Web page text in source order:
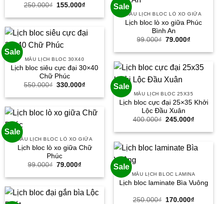
250.000₫
Giá
là:
155.000₫Giá
tại
155.000₫.
Sale
MẪU LỊCH BLOC LÒ XO GIỮA
Lịch bloc lò xo giữa Phúc
Bình An
99.000₫ Giá
là:
79.000₫Giá
tại
79.000₫.
Sale
MẪU LỊCH BLOC 30X40
Lịch bloc siêu cực đại 30×40
Chữ Phúc
550.000₫ Giá
là:
330.000₫Giá
tại
330.000₫.
Sale
MẪU LỊCH BLOC 25X35
Lịch bloc cực đại 25×35 Khởi
Lộc Đầu Xuân
400.000₫ Giá
là:
245.000₫Giá
tại
Sale
MẪU LỊCH BLOC LÒ XO GIỮA
Lịch bloc lò xo giữa Chữ
Phúc
99.000₫ Giá
là:
79.000₫Giá
tại
79.000₫.
Sale
MẪU LỊCH BLOC LAMINA
Lịch bloc laminate Bìa Vuông
250.000₫
Giá
170.000₫Giá